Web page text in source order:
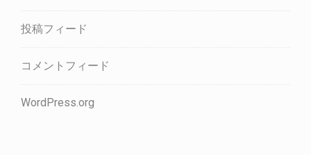
投稿フィード
コメントフィード
WordPress.org